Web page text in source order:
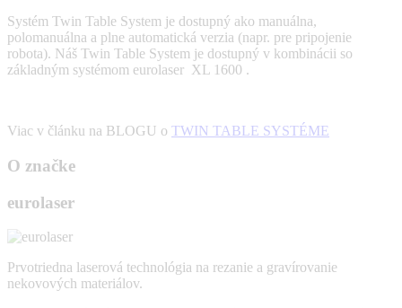
Systém Twin Table System je dostupný ako manuálna,
polomanuálna a plne automatická verzia (napr. pre pripojenie
robota). Náš Twin Table System je dostupný v kombinácii so
základným systémom eurolaser XL 1600 .
Viac v článku na BLOGU o TWIN TABLE SYSTÉME
O značke
eurolaser
Prvotriedna laserová technológia na rezanie a gravírovanie
nekovových materiálov.